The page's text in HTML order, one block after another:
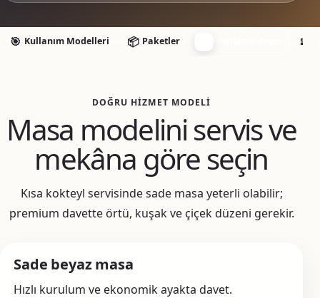
🎯 Kullanım Modelleri 📦 Paketler 🧩
DOĞRU HIZMET MODELI
Masa modelini servis ve
mekâna göre seçin
Kısa kokteyl servisinde sade masa yeterli olabilir;
premium davette örtü, kuşak ve çiçek düzeni gerekir.
Sade beyaz masa
Hızlı kurulum ve ekonomik ayakta davet.